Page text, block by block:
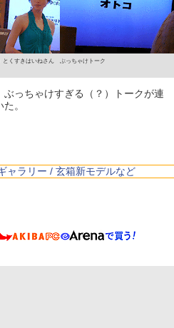
とくすきはいねさん
ぶっちゃけトーク
っちゃけすぎる（？）トークが連
。
ャラリー / 玄箱新モデルなど